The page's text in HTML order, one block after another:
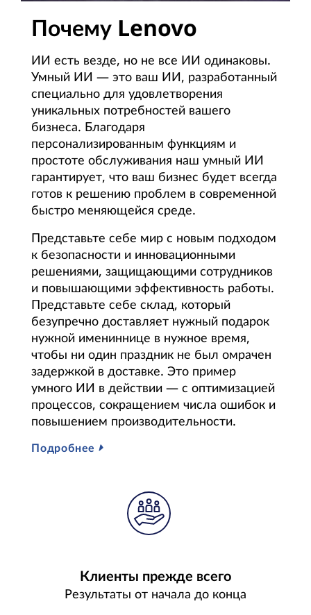
Почему Lenovo
ИИ есть везде, но не все ИИ одинаковы.
Умный ИИ — это ваш ИИ, разработанный
специально для удовлетворения
уникальных потребностей вашего
бизнеса. Благодаря
персонализированным функциям и
простоте обслуживания наш умный ИИ
гарантирует, что ваш бизнес будет всегда
готов к решению проблем в современной
быстро меняющейся среде.
Представьте себе мир с новым подходом
к безопасности и инновационными
решениями, защищающими сотрудников
и повышающими эффективность работы.
Представьте себе склад, который
безупречно доставляет нужный подарок
нужной имениннице в нужное время,
чтобы ни один праздник не был омрачен
задержкой в доставке. Это пример
умного ИИ в действии — с оптимизацией
процессов, сокращением числа ошибок и
повышением производительности.
Подробнее
Клиенты прежде всего
Результаты от начала до конца